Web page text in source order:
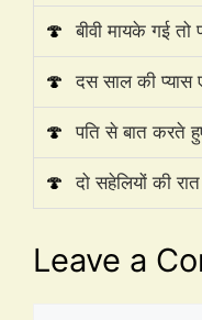
🍄 बीवी मायके गई
🍄 दस साल की प्यास
🍄 पति से बात करते
🍄 दो सहेलियों की
Leave a